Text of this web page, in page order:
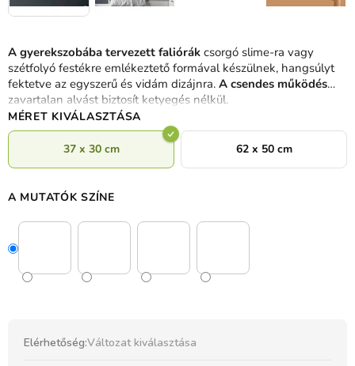
A gyerekszobába tervezett faliórák csorgó slime-ra vagy
szétfolyó festékre emlékeztető formával készülnek, hangsúlyt
fektetve az egyszerű és vidám dizájnra. A csendes működés
zavartalan alvást biztosít ketyegés nélkül.
MÉRET KIVÁLASZTÁSA
37 x 30 cm 62 x 50 cm
A MUTATÓK SZÍNE
Elérhetőség:Változat kiválasztása